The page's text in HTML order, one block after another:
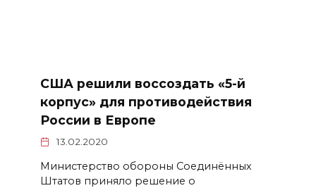
США решили воссоздать «5-й
корпус» для противодействия
России в Европе
13.02.2020
Министерство обороны Соединённых
Штатов приняло решение о